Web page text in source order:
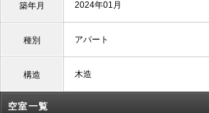
築年月 2024年01月
種別 アパート
構造 木造
空室一覧